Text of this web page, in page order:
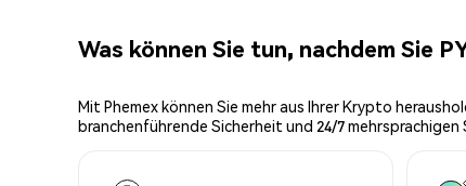
Was können Sie tun, nachdem Sie
Mit Phemex können Sie mehr aus Ihrer Krypto
branchenführende Sicherheit und 24/7